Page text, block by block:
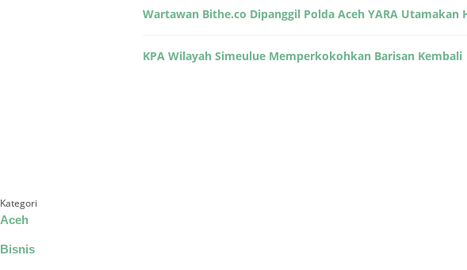
Wartawan Bithe.co Dipanggil Polda Aceh YARA Utamakan
KPA Wilayah Simeulue Memperkokohkan Barisan Kembali
Kategori
Aceh
Bisnis